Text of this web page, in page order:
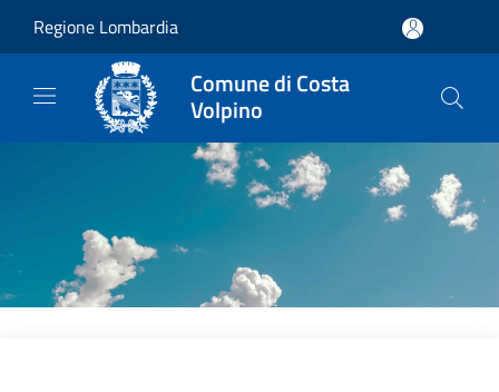
Regione Lombardia
Comune di Costa
Volpino